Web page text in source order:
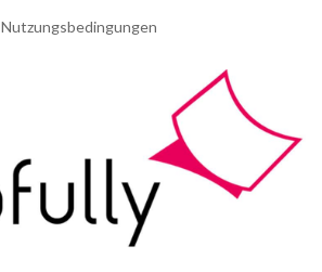
Nutzungsbedingungen